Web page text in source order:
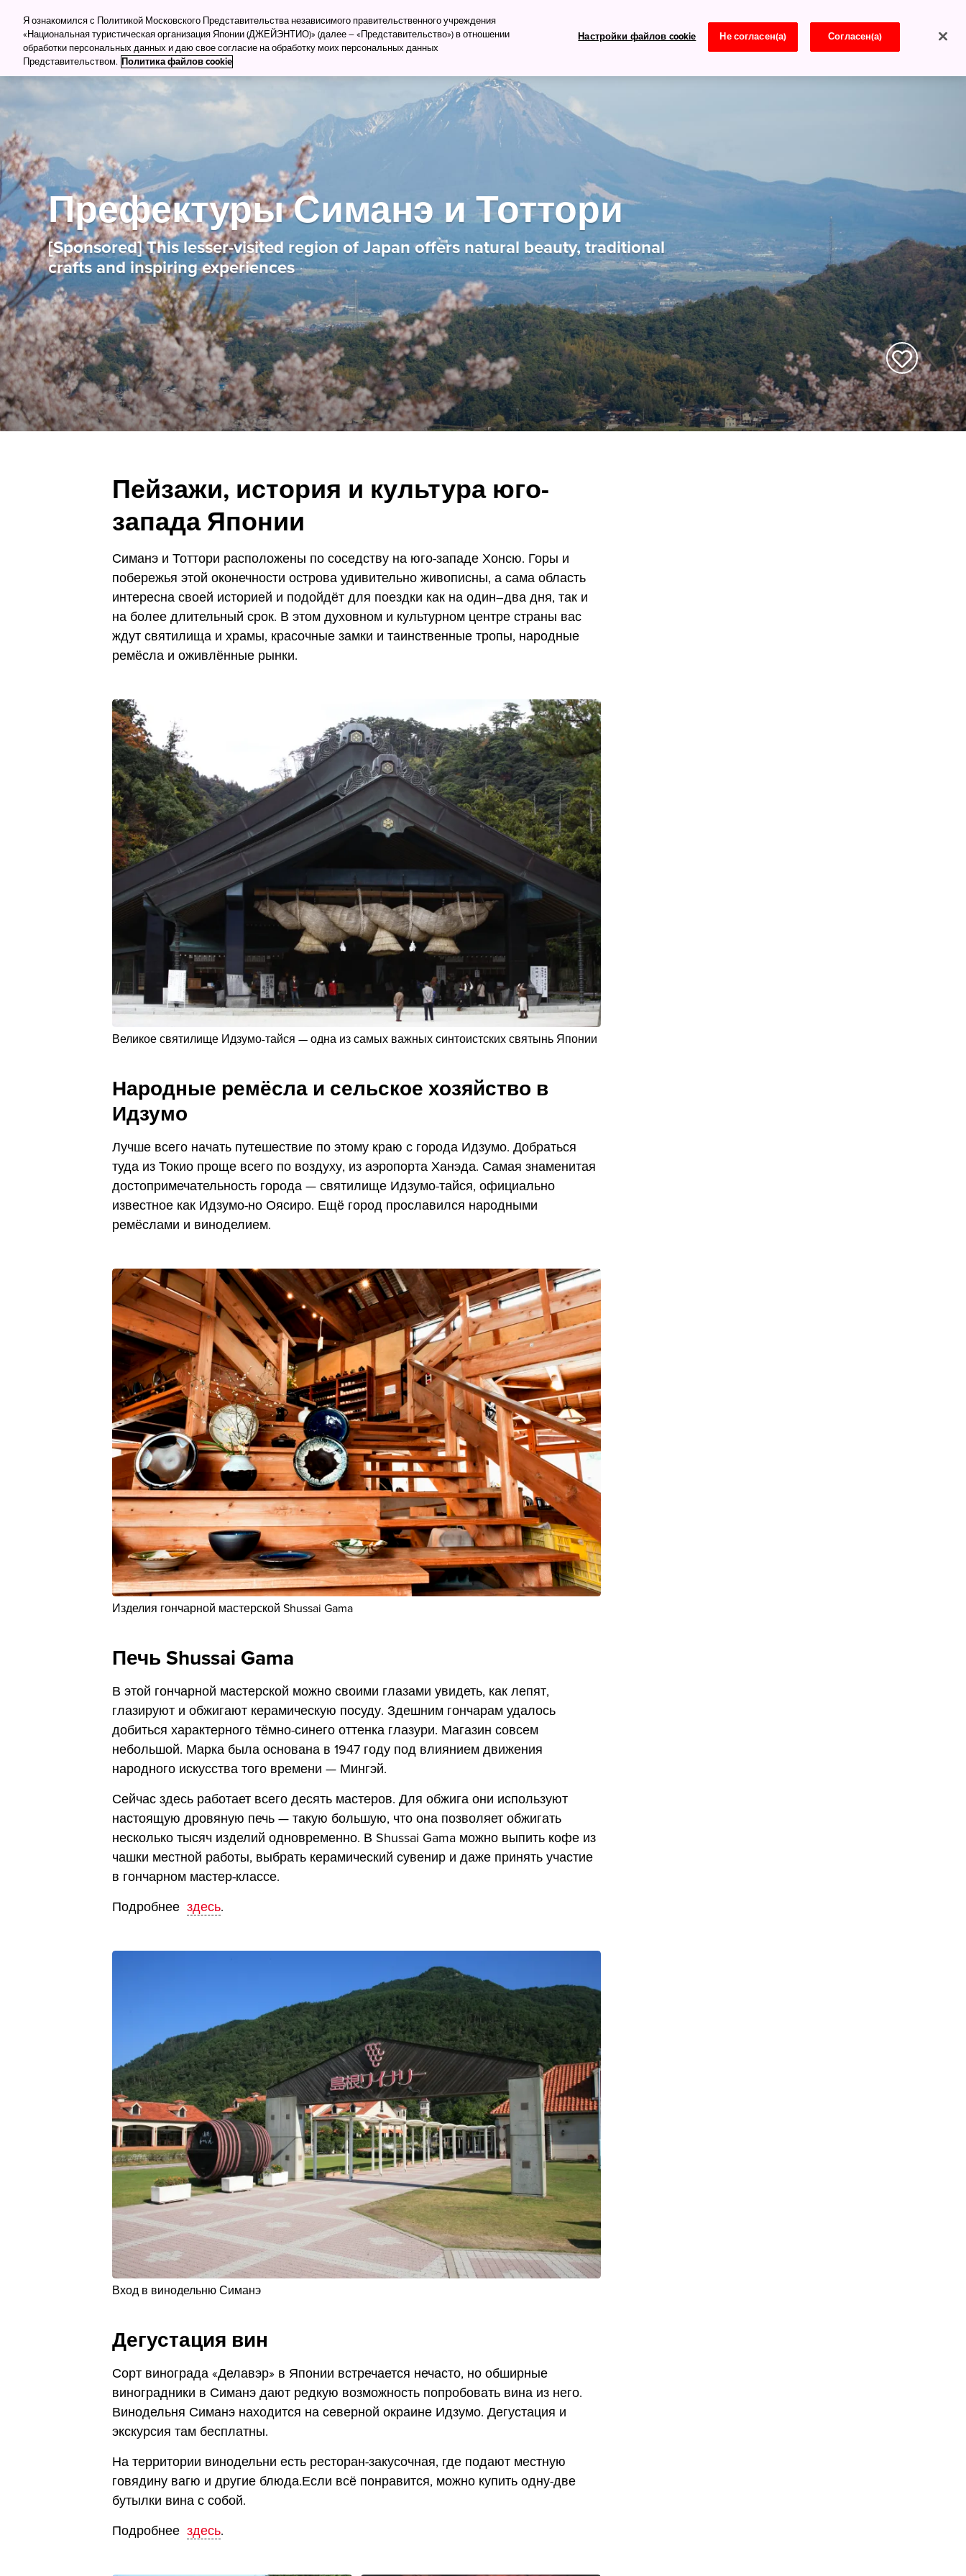
Для туркомпаний Для прессы Деловой туризм
Куда поехать Что посмотреть Новости
Префектуры Симанэ и Тоттори
[Sponsored] This lesser-visited region of Japan offers natural beauty, traditional
crafts and inspiring experiences
Пейзажи, история и культура юго-
запада Японии
Симанэ и Тоттори расположены по соседству на юго-западе Хонсю. Горы и
побережья этой оконечности острова удивительно живописны, а сама область
интересна своей историей и подойдёт для поездки как на один–два дня, так и
на более длительный срок. В этом духовном и культурном центре страны вас
ждут святилища и храмы, красочные замки и таинственные тропы, народные
ремёсла и оживлённые рынки.
Великое святилище Идзумо-тайся — одна из самых важных синтоистских святынь Японии
Народные ремёсла и сельское хозяйство в
Идзумо
Лучше всего начать путешествие по этому краю с города Идзумо. Добраться
туда из Токио проще всего по воздуху, из аэропорта Ханэда. Самая знаменитая
достопримечательность города — святилище Идзумо-тайся, официально
известное как Идзумо-но Оясиро. Ещё город прославился народными
ремёслами и виноделием.
Изделия гончарной мастерской Shussai Gama
Печь Shussai Gama
В этой гончарной мастерской можно своими глазами увидеть, как лепят,
глазируют и обжигают керамическую посуду. Здешним гончарам удалось
добиться характерного тёмно-синего оттенка глазури. Магазин совсем
небольшой. Марка была основана в 1947 году под влиянием движения
народного искусства того времени — Мингэй.
Сейчас здесь работает всего десять мастеров. Для обжига они используют
настоящую дровяную печь — такую большую, что она позволяет обжигать
несколько тысяч изделий одновременно. В Shussai Gama можно выпить кофе из
чашки местной работы, выбрать керамический сувенир и даже принять участие
в гончарном мастер-классе.
Подробнее здесь.
Вход в винодельню Симанэ
Дегустация вин
Сорт винограда «Делавэр» в Японии встречается нечасто, но обширные
виноградники в Симанэ дают редкую возможность попробовать вина из него.
Винодельня Симанэ находится на северной окраине Идзумо. Дегустация и
экскурсия там бесплатны.
На территории винодельни есть ресторан-закусочная, где подают местную
говядину вагю и другие блюда.Если всё понравится, можно купить одну-две
бутылки вина с собой.
Подробнее здесь.
Я ознакомился с Политикой Московского Представительства независимого правительственного учреждения
«Национальная туристическая организация Японии (ДЖЕЙЭНТИО)» (далее – «Представительство») в отношении
обработки персональных данных и даю свое согласие на обработку моих персональных данных
Представительством. Политика файлов cookie
Настройки файлов cookie Не согласен(а) Согласен(а)